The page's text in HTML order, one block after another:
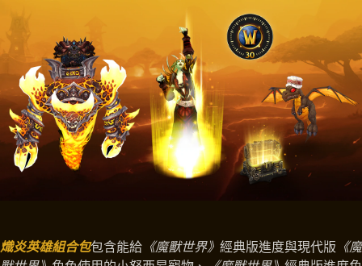
熾炎英雄組合包包含能給 《魔獸世界》 經典版進度與現代版 《魔